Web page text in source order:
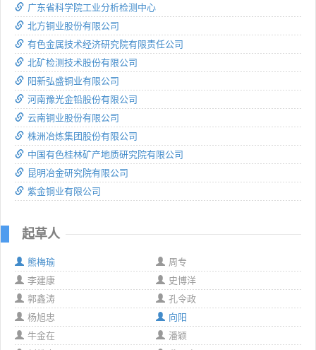
广东省科学院工业分析检测中心
北方铜业股份有限公司
有色金属技术经济研究院有限责任公司
北矿检测技术股份有限公司
阳新弘盛铜业有限公司
河南豫光金铅股份有限公司
云南铜业股份有限公司
株洲冶炼集团股份有限公司
中国有色桂林矿产地质研究院有限公司
昆明冶金研究院有限公司
紫金铜业有限公司
起草人
熊梅瑜
周专
李建康
史博洋
郭鑫涛
孔令政
杨旭忠
向阳
牛金在
潘颖